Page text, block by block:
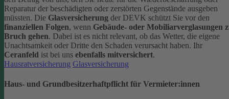
Reparatur der beschädigten oder zerstörten Gegenstände ausgeben
müssten. Die Glasversicherung der DEVK schützt Sie vor den
finanziellen Folgen, wenn Gebäude- oder Mobiliarverglasungen
Bruch gehen. Dabei ist es nicht relevant, ob das Wetter, die eigene
Unachtsamkeit oder Dritte den Schaden verursacht haben. Ihr
Ceranfeld ist bei uns ebenfalls mitversichert.
Hausratversicherung Glasversicherung
Haus- und Grundbesitzerhaftpflicht für Vermieter:innen